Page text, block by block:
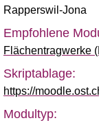
Rapperswil-Jona
Empfohlene
Flächentragwerke
Skriptablage:
https://
Modultyp: